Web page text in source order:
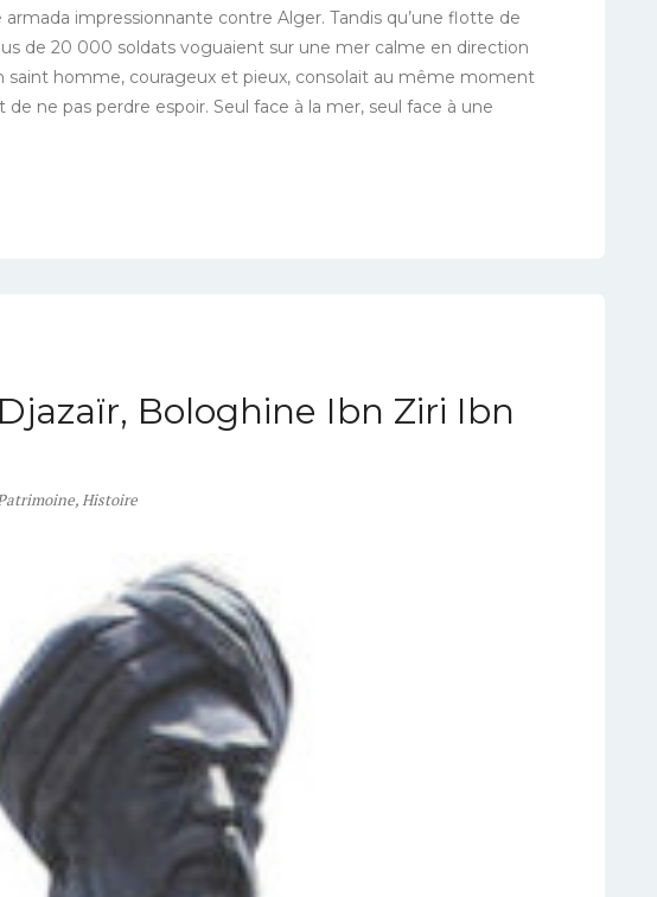
armada impressionnante contre Alger. Tandis qu’une flotte de
de 20 000 soldats voguaient sur une mer calme en direction
saint homme, courageux et pieux, consolait au même moment
ne pas perdre espoir. Seul face à la mer, seul face à une
Bologhine Ibn Ziri Ibn
,Histoire